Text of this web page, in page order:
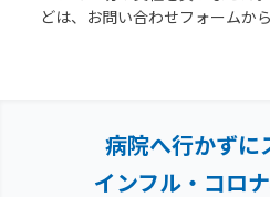
どは、お問い合わせフォームか
病院へ行かずに
インフル・コロ